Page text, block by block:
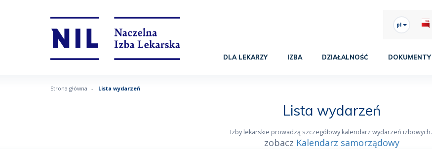
pl
DLA LEKARZY IZBA DZIAŁALNOŚĆ DOKUMENTY
Strona główna Lista wydarzeń
Lista wydarzeń
Izby lekarskie prowadzą szczegółowy kalendarz wydarzeń izbowych.
zobacz Kalendarz samorządowy